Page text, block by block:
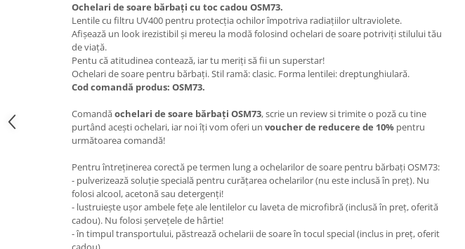
Ochelari de soare bărbați cu toc cadou OSM73.
Lentile cu filtru UV400 pentru protecția ochilor împotriva radiațiilor ultraviolete.
Afișează un look irezistibil și mereu la modă folosind ochelari de soare potriviți stilului tău
de viață.
Pentu că atitudinea contează, iar tu meriți să fii un superstar!
Ochelari de soare pentru bărbați. Stil ramă: clasic. Forma lentilei: dreptunghiulară.
Cod comandă produs: OSM73.
Comandăochelari de soare bărbați OSM73, scrie un review si trimite o poză cu tine
purtând acești ochelari, iar noi îți vom oferi un voucher de reducere de 10% pentru
următoarea comandă!
Pentru întreținerea corectă pe termen lung a ochelarilor de soare pentru bărbați OSM73:
- pulverizează soluție specială pentru curățarea ochelarilor (nu este inclusă în preț). Nu
folosi alcool, acetonă sau detergenți!
- lustruiește ușor ambele fețe ale lentilelor cu laveta de microfibră (inclusă în preț, oferită
cadou). Nu folosi șervețele de hârtie!
- în timpul transportului, păstrează ochelarii de soare în tocul special (inclus in preț, oferit